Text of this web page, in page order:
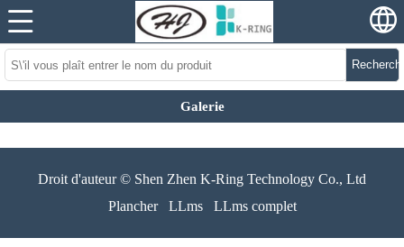
Galerie
Droit d'auteur © Shen Zhen K-Ring Technology Co., Ltd
Plancher
LLms LLms complet